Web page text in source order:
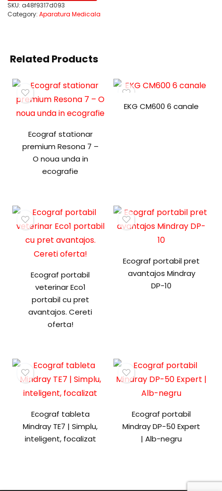
SKU: a48f9317d093
Category: Aparatura Medicala
Related Products
Ecograf stationar
premium Resona 7 –
O noua unda in
ecografie
EKG CM600 6 canale
Ecograf portabil
veterinar Eco1
portabil cu pret
avantajos. Cereti
oferta!
Ecograf portabil pret
avantajos Mindray
DP-10
Ecograf tableta
Mindray TE7 | Simplu,
inteligent, focalizat
Ecograf portabil
Mindray DP-50 Expert
| Alb-negru